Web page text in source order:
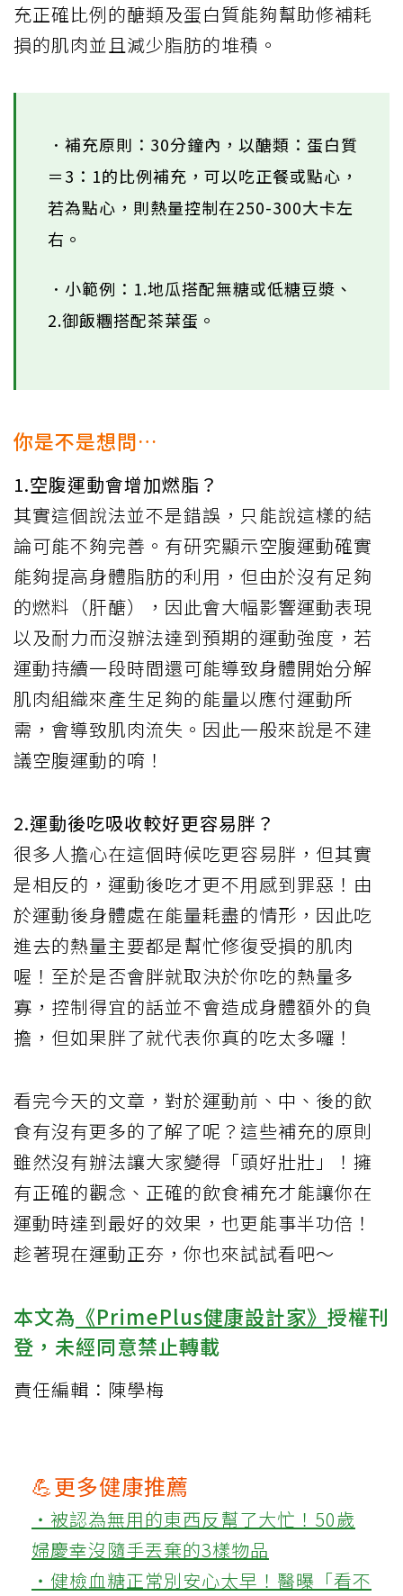
充正確比例的醣類及蛋白質能夠幫助修補耗
損的肌肉並且減少脂肪的堆積。
．補充原則：30分鐘內，以醣類：蛋白質
＝3：1的比例補充，可以吃正餐或點心，
若為點心，則熱量控制在250-300大卡左
右。
．小範例：1.地瓜搭配無糖或低糖豆漿、
2.御飯糰搭配茶葉蛋。
你是不是想問…
1.空腹運動會增加燃脂？
其實這個說法並不是錯誤，只能說這樣的結
論可能不夠完善。有研究顯示空腹運動確實
能夠提高身體脂肪的利用，但由於沒有足夠
的燃料（肝醣），因此會大幅影響運動表現
以及耐力而沒辦法達到預期的運動強度，若
運動持續一段時間還可能導致身體開始分解
肌肉組織來產生足夠的能量以應付運動所
需，會導致肌肉流失。因此一般來說是不建
議空腹運動的唷！
2.運動後吃吸收較好更容易胖？
很多人擔心在這個時候吃更容易胖，但其實
是相反的，運動後吃才更不用感到罪惡！由
於運動後身體處在能量耗盡的情形，因此吃
進去的熱量主要都是幫忙修復受損的肌肉
喔！至於是否會胖就取決於你吃的熱量多
寡，控制得宜的話並不會造成身體額外的負
擔，但如果胖了就代表你真的吃太多囉！
看完今天的文章，對於運動前、中、後的飲
食有沒有更多的了解了呢？這些補充的原則
雖然沒有辦法讓大家變得「頭好壯壯」！擁
有正確的觀念、正確的飲食補充才能讓你在
運動時達到最好的效果，也更能事半功倍！
趁著現在運動正夯，你也來試試看吧～
本文為 《PrimePlus健康設計家》 授權刊
登，未經同意禁止轉載
責任編輯：陳學梅
💪更多健康推薦
‧被認為無用的東西反幫了大忙！50歲
婦慶幸沒隨手丟棄的3樣物品
‧健檢血糖正常別安心太早！醫曝「看不